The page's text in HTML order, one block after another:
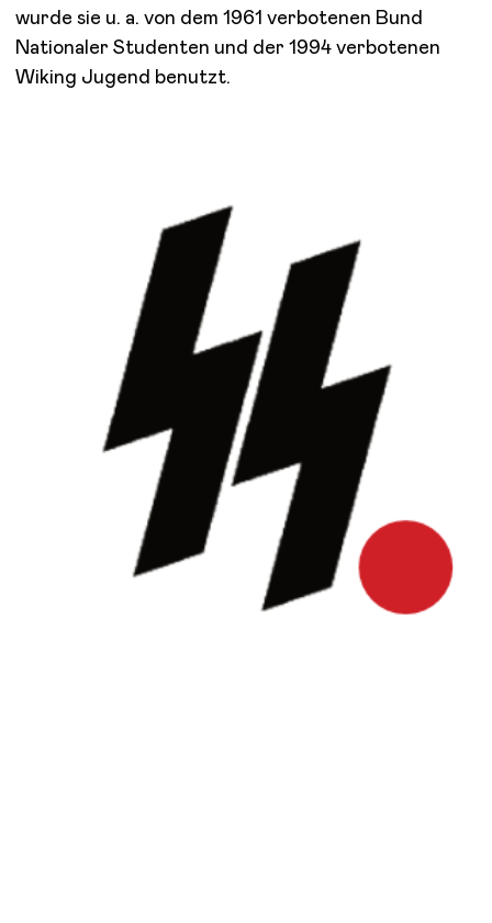
wurde sie u. a. von dem 1961 verbotenen Bund
Nationaler Studenten und der 1994 verbotenen
Wiking Jugend benutzt.